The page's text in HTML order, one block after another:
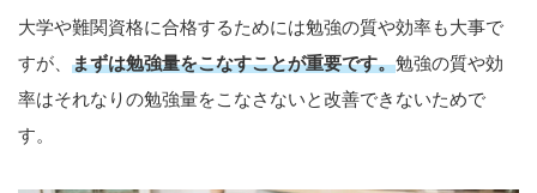
大学や難関資格に合格するためには勉強の質や効率も大事で
すが、 まずは勉強量をこなすことが重要です。勉強の質や効
率はそれなりの勉強量をこなさないと改善できないためで
す。